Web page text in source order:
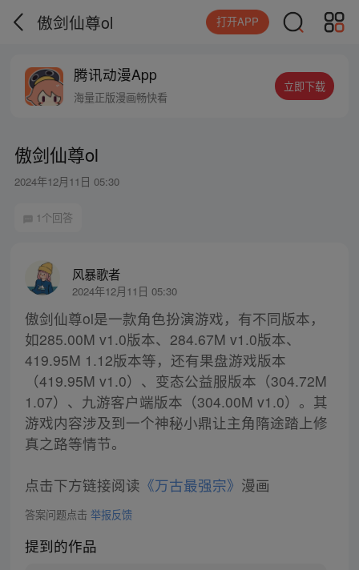
傲剑仙尊ol 打开APP
腾讯动漫App
海量正版漫画畅快看
立即下载
傲剑仙尊ol
2024年12月11日 05:30
1个回答
风暴歌者
2024年12月11日 05:30
傲剑仙尊ol是一款角色扮演游戏，有不同版本，
如285.00M v1.0版本、284.67M v1.0版本、
419.95M 1.12版本等，还有果盘游戏版本
（419.95M v1.0）、变态公益服版本（304.72M
1.07）、九游客户端版本（304.00M v1.0）。其
游戏内容涉及到一个神秘小鼎让主角隋途踏上修
真之路等情节。
点击下方链接阅读 《万古最强宗》 漫画
答案问题点击 举报反馈
提到的作品